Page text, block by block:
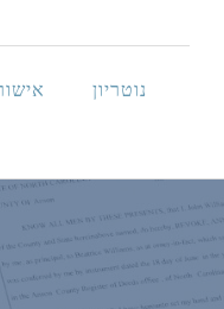
נוטריון